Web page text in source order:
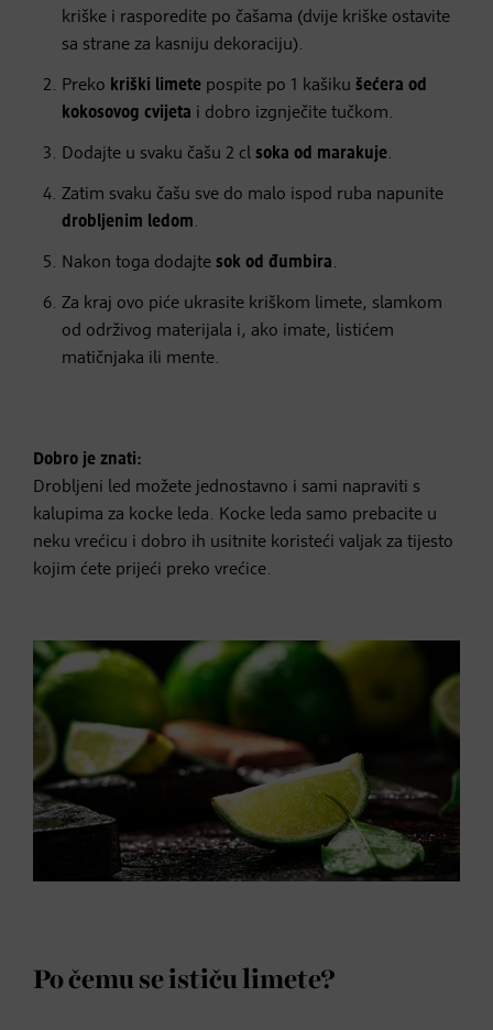
kriške i rasporedite po čašama (dvije kriške ostavite
sa strane za kasniju dekoraciju).
Preko kriški limete pospite po 1 kašiku šećera od
kokosovog cvijeta i dobro izgnječite tučkom.
Dodajte u svaku čašu 2 cl soka od marakuje.
Zatim svaku čašu sve do malo ispod ruba napunite
drobljenim ledom.
Nakon toga dodajte sok od đumbira.
Za kraj ovo piće ukrasite kriškom limete, slamkom
od održivog materijala i, ako imate, listićem
matičnjaka ili mente.
Dobro je znati:
Drobljeni led možete jednostavno i sami napraviti s
kalupima za kocke leda. Kocke leda samo prebacite u
neku vrećicu i dobro ih usitnite koristeći valjak za tijesto
kojim ćete prijeći preko vrećice.
Po čemu se ističu limete?